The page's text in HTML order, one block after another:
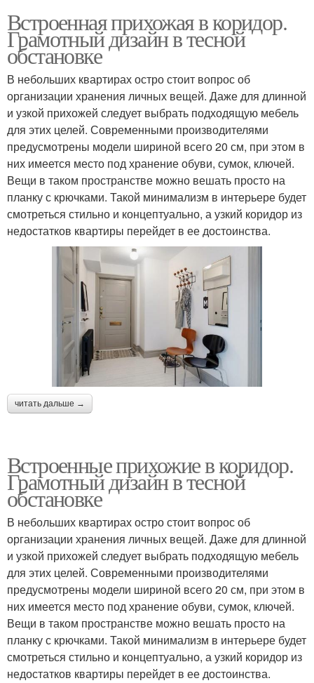
Встроенная прихожая в коридор.
Грамотный дизайн в тесной
обстановке
В небольших квартирах остро стоит вопрос об
организации хранения личных вещей. Даже для длинной
и узкой прихожей следует выбрать подходящую мебель
для этих целей. Современными производителями
предусмотрены модели шириной всего 20 см, при этом в
них имеется место под хранение обуви, сумок, ключей.
Вещи в таком пространстве можно вешать просто на
планку с крючками. Такой минимализм в интерьере будет
смотреться стильно и концептуально, а узкий коридор из
недостатков квартиры перейдет в ее достоинства.
читать дальше →
Встроенные прихожие в коридор.
Грамотный дизайн в тесной
обстановке
В небольших квартирах остро стоит вопрос об
организации хранения личных вещей. Даже для длинной
и узкой прихожей следует выбрать подходящую мебель
для этих целей. Современными производителями
предусмотрены модели шириной всего 20 см, при этом в
них имеется место под хранение обуви, сумок, ключей.
Вещи в таком пространстве можно вешать просто на
планку с крючками. Такой минимализм в интерьере будет
смотреться стильно и концептуально, а узкий коридор из
недостатков квартиры перейдет в ее достоинства.